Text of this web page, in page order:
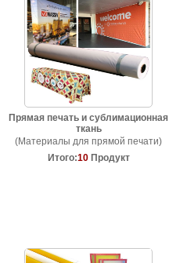
Прямая печать и сублимационная
ткань
(Материалы для прямой печати)
Итого:10Продукт